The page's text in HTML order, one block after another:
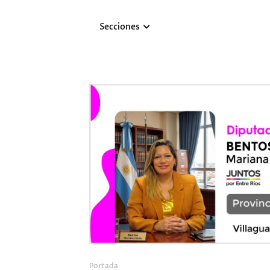
Secciones
Portada